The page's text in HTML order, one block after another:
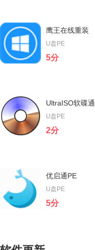
鹰王在线重装
U盘PE
5分
鹰王在线重装是一款傻瓜式在线重
装系统软件，体积小巧、云端匹
配，高速下载，操作简单无需技
立即下载
UltraISO软碟通
U盘PE
2分
UltraISO软碟通是一款功能强大、
方便实用、老牌优秀的光盘映像文
件制作/编辑/转换工具...
立即下载
优启通PE
U盘PE
5分